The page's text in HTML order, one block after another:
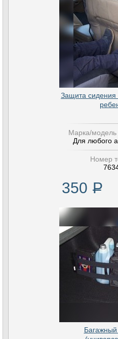
Защита сидения
Марка/модель
Для любого
Номер
350 Р